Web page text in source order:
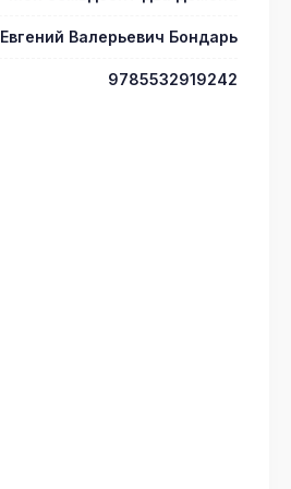
Евгений Валерьевич Бондарь
9785532919242